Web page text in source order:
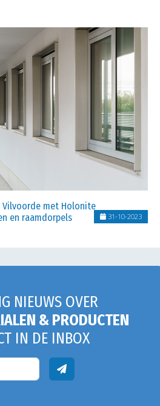
Vilvoorde met Holonite
en raamdorpels
31-10-2023
NIEUWS OVER
& PRODUCTEN
IN DE INBOX